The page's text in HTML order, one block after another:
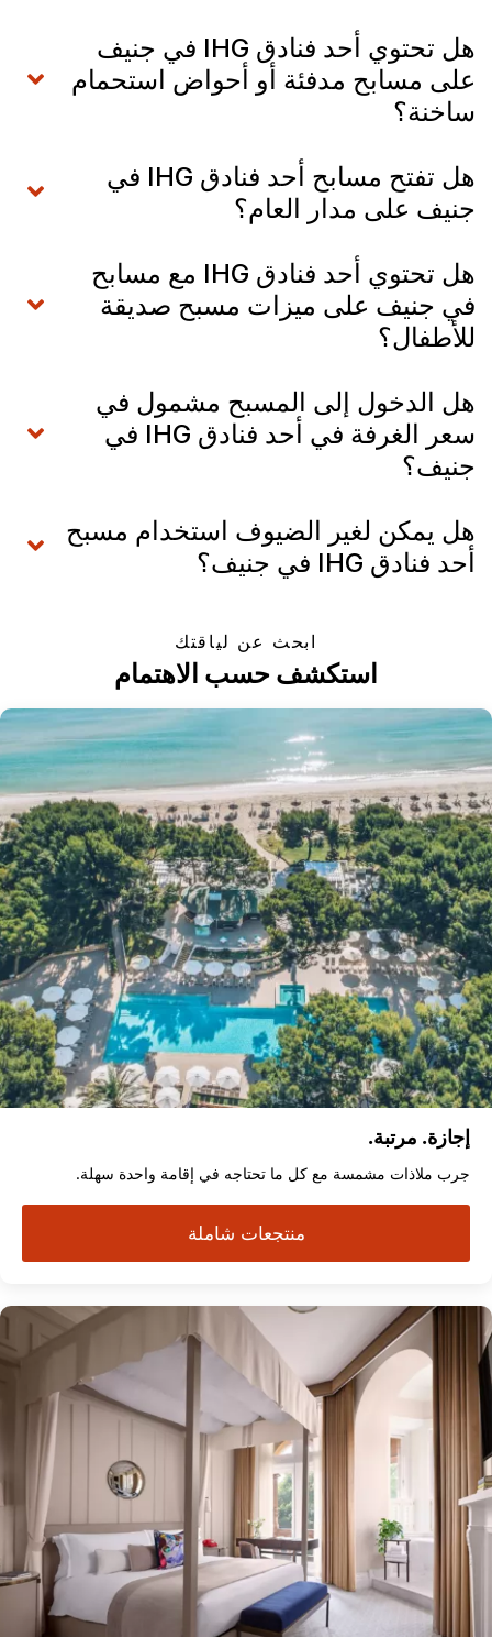
هل تحتوي أحد فنادق IHG في جنيف
على مسابح مدفئة أو أحواض استحمام
ساخنة؟
هل تفتح مسابح أحد فنادق IHG في
جنيف على مدار العام؟
هل تحتوي أحد فنادق IHG مع مسابح
في جنيف على ميزات مسبح صديقة
للأطفال؟
هل الدخول إلى المسبح مشمول في
سعر الغرفة في أحد فنادق IHG في
جنيف؟
هل يمكن لغير الضيوف استخدام مسبح
أحد فنادق IHG في جنيف؟
ابحث عن لياقتك
استكشف حسب الاهتمام
إجازة. مرتبة.
جرب ملاذات مشمسة مع كل ما تحتاجه في إقامة واحدة سهلة.
منتجعات شاملة